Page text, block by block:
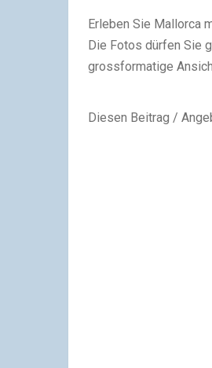
Erleben Sie Mallorca
Die Fotos dürfen Sie
grossformatige
Diesen Beitrag /